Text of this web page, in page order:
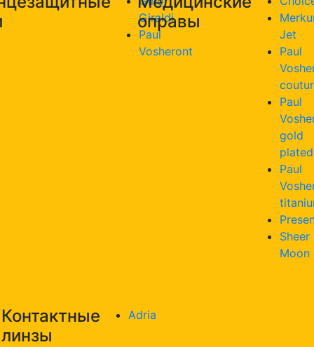
Giraldi
Paul
Vosheront
оправы
Jet
Paul
Paul
gold
plated
Paul
Sheer
Moon
Контактные
линзы
Adria